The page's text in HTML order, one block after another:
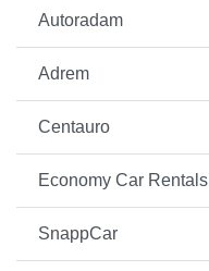
Autoradam
Adrem
Centauro
Economy Car Rentals
SnappCar